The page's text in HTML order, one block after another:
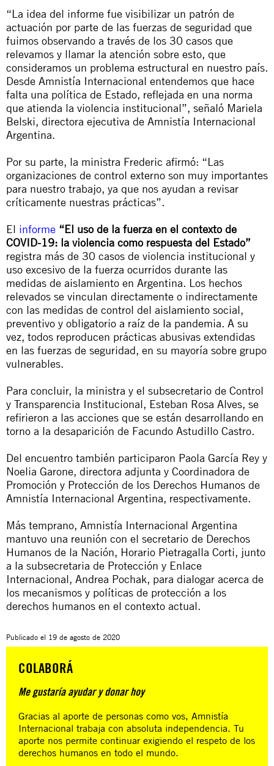
“La idea del informe fue visibilizar un patrón de
actuación por parte de las fuerzas de seguridad que
fuimos observando a través de los 30 casos que
relevamos y llamar la atención sobre esto, que
consideramos un problema estructural en nuestro país.
Desde Amnistía Internacional entendemos que hace
falta una política de Estado, reflejada en una norma
que atienda la violencia institucional”, señaló Mariela
Belski, directora ejecutiva de Amnistía Internacional
Argentina.
Por su parte, la ministra Frederic afirmó: “Las
organizaciones de control externo son muy importantes
para nuestro trabajo, ya que nos ayudan a revisar
críticamente nuestras prácticas”.
El informe “El uso de la fuerza en el contexto de
COVID-19: la violencia como respuesta del Estado”
registra más de 30 casos de violencia institucional y
uso excesivo de la fuerza ocurridos durante las
medidas de aislamiento en Argentina. Los hechos
relevados se vinculan directamente o indirectamente
con las medidas de control del aislamiento social,
preventivo y obligatorio a raíz de la pandemia. A su
vez, todos reproducen prácticas abusivas extendidas
en las fuerzas de seguridad, en su mayoría sobre grupo
vulnerables.
Para concluir, la ministra y el subsecretario de Control
y Transparencia Institucional, Esteban Rosa Alves, se
refirieron a las acciones que se están desarrollando en
torno a la desaparición de Facundo Astudillo Castro.
Del encuentro también participaron Paola García Rey y
Noelia Garone, directora adjunta y Coordinadora de
Promoción y Protección de los Derechos Humanos de
Amnistía Internacional Argentina, respectivamente.
Más temprano, Amnistía Internacional Argentina
mantuvo una reunión con el secretario de Derechos
Humanos de la Nación, Horario Pietragalla Corti, junto
a la subsecretaria de Protección y Enlace
Internacional, Andrea Pochak, para dialogar acerca de
los mecanismos y políticas de protección a los
derechos humanos en el contexto actual.
Publicado el 19 de agosto de 2020
COLABORÁ
Me gustaría ayudar y donar hoy
Gracias al aporte de personas como vos, Amnistía
Internacional trabaja con absoluta independencia. Tu
aporte nos permite continuar exigiendo el respeto de los
derechos humanos en todo el mundo.